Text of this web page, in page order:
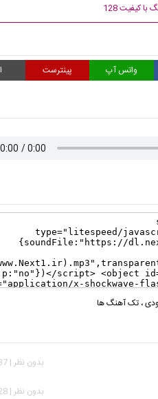
با کیفیت 128
واتس آپ پینترست
،تک آهنگ ها
بدون نظر | 1,137 بازدید
بدون نظر | 1,728 بازدید